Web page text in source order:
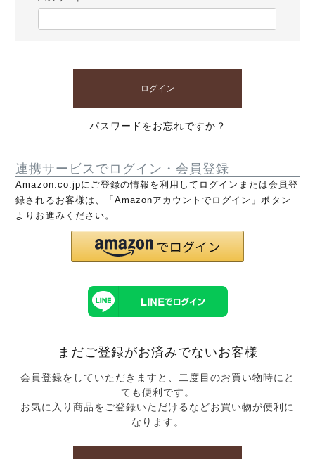
ログイン
パスワードをお忘れですか？
連携サービスでログイン・会員登録
Amazon.co.jpにご登録の情報を利用してログインまたは会員登
録されるお客様は、「Amazonアカウントでログイン」ボタン
よりお進みください。
まだご登録がお済みでないお客様
会員登録をしていただきますと、二度目のお買い物時にと
ても便利です。
お気に入り商品をご登録いただけるなどお買い物が便利に
なります。